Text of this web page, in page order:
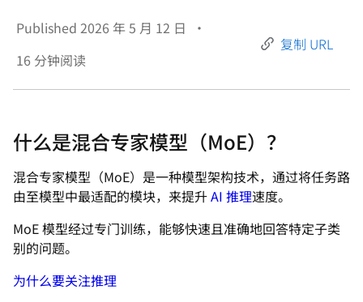
Published 2026 年 5 月 12 日
•
16 分钟阅读
复制 URL
什么是混合专家模型（MoE）？
混合专家模型（MoE）是一种模型架构技术，通过将任务路
由至模型中最适配的模块，来提升AI 推理速度。
MoE 模型经过专门训练，能够快速且准确地回答特定子类
别的问题。
为什么要关注推理